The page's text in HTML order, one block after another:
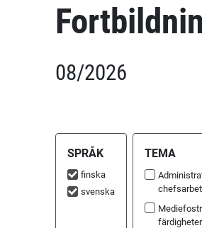
08/2026
SPRÅK
finska
svenska
TEMA
färdigheter